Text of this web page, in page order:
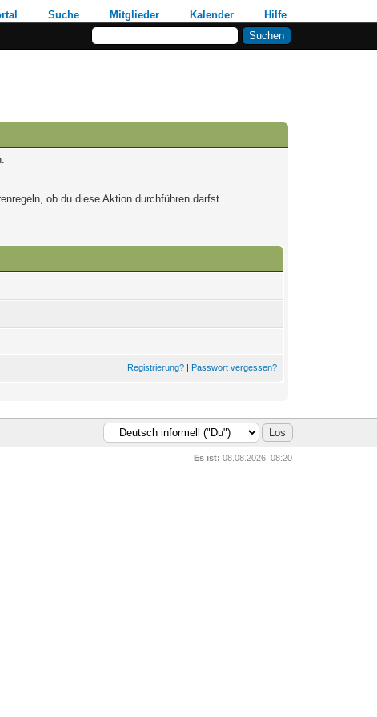
Suche Mitglieder Kalender
Hilfe
ob du diese Aktion durchführen darfst.
Registrierung? | Passwort vergessen?
Es ist: 08.08.2026, 08:20